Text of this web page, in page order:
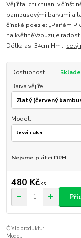
Vějíř tai chi chuan, v
bambusovými barvami a
čínské poezie: „Parfém
na květiněVzbuzuje
Délka asi 34cm Hm... celý
Dostupnost
Barva vějíře
Model:
Nejsme plátci DPH
480 Kč/ks
Číslo produktu:
Model::